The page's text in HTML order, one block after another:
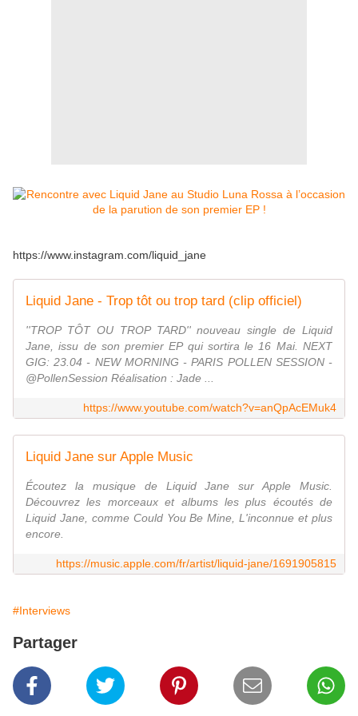
https://www.instagram.com/liquid_jane
Liquid Jane - Trop tôt ou trop tard (clip officiel)
''TROP TÔT OU TROP TARD'' nouveau single de Liquid
Jane, issu de son premier EP qui sortira le 16 Mai. NEXT
GIG: 23.04 - NEW MORNING - PARIS POLLEN SESSION -
@PollenSession Réalisation : Jade ...
https://www.youtube.com/watch?v=anQpAcEMuk4
Liquid Jane sur Apple Music
Écoutez la musique de Liquid Jane sur Apple Music.
Découvrez les morceaux et albums les plus écoutés de
Liquid Jane, comme Could You Be Mine, L'inconnue et plus
encore.
https://music.apple.com/fr/artist/liquid-jane/1691905815
#Interviews
Partager